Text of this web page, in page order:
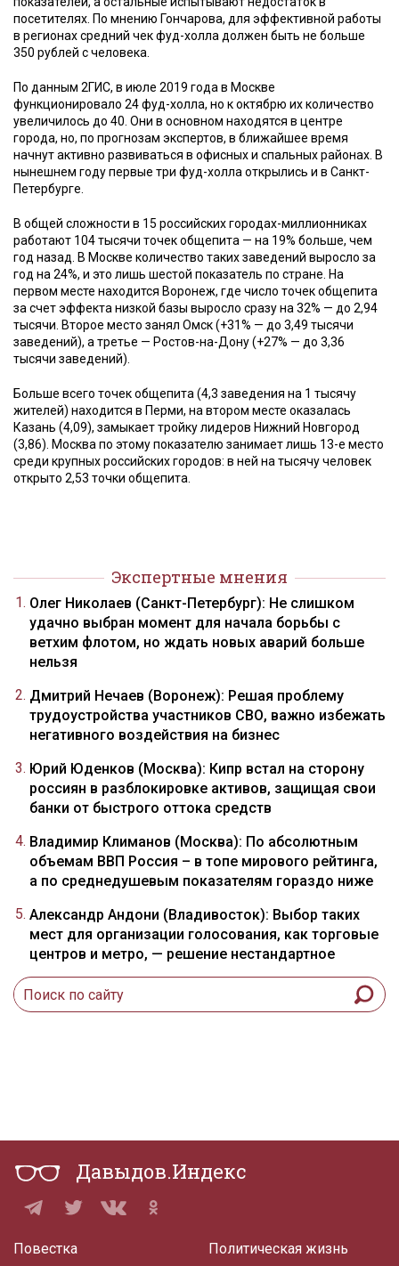
посетителях. По мнению Гончарова, для эффективной работы
в регионах средний чек фуд-холла должен быть не больше
350 рублей с человека.
По данным 2ГИС, в июле 2019 года в Москве
функционировало 24 фуд-холла, но к октябрю их количество
увеличилось до 40. Они в основном находятся в центре
города, но, по прогнозам экспертов, в ближайшее время
начнут активно развиваться в офисных и спальных районах. В
нынешнем году первые три фуд-холла открылись и в Санкт-
Петербурге.
В общей сложности в 15 российских городах-миллионниках
работают 104 тысячи точек общепита — на 19% больше, чем
год назад. В Москве количество таких заведений выросло за
год на 24%, и это лишь шестой показатель по стране. На
первом месте находится Воронеж, где число точек общепита
за счет эффекта низкой базы выросло сразу на 32% — до 2,94
тысячи. Второе место занял Омск (+31% — до 3,49 тысячи
заведений), а третье — Ростов-на-Дону (+27% — до 3,36
тысячи заведений).
Больше всего точек общепита (4,3 заведения на 1 тысячу
жителей) находится в Перми, на втором месте оказалась
Казань (4,09), замыкает тройку лидеров Нижний Новгород
(3,86). Москва по этому показателю занимает лишь 13-е место
среди крупных российских городов: в ней на тысячу человек
открыто 2,53 точки общепита.
Экспертные мнения
Олег Николаев (Санкт-Петербург): Не слишком
удачно выбран момент для начала борьбы с
ветхим флотом, но ждать новых аварий больше
нельзя
Дмитрий Нечаев (Воронеж): Решая проблему
трудоустройства участников СВО, важно избежать
негативного воздействия на бизнес
Юрий Юденков (Москва): Кипр встал на сторону
россиян в разблокировке активов, защищая свои
банки от быстрого оттока средств
Владимир Климанов (Москва): По абсолютным
объемам ВВП Россия – в топе мирового рейтинга,
а по среднедушевым показателям гораздо ниже
Александр Андони (Владивосток): Выбор таких
мест для организации голосования, как торговые
центров и метро, — решение нестандартное
Давыдов.Индекс
Повестка Политическая жизнь